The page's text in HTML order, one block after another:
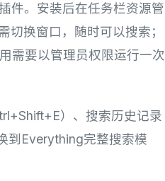
件。安装后在任务栏资源管
换窗口，随时可以搜索；
需要以管理员权限运行一次
）、搜索历史记录
到Everything完整搜索模